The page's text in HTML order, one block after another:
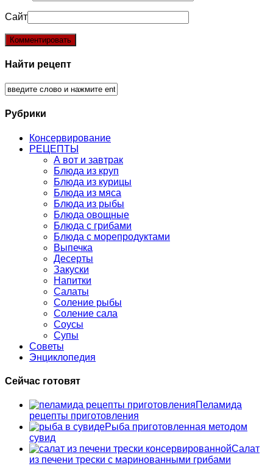
Сайт
Найти рецепт
Рубрики
Консервирование
РЕЦЕПТЫ
А вот и завтрак
Блюда из круп
Блюда из курицы
Блюда из мяса
Блюда из рыбы
Блюда овощные
Блюда с грибами
Блюда с морепродуктами
Выпечка
Десерты
Закуски
Напитки
Салаты
Соление рыбы
Соление сала
Соусы
Супы
Советы
Энциклопедия
Сейчас готовят
Пеламида
рецепты приготовления
Рыба приготовленная методом
сувид
Салат
из печени трески с маринованными грибами